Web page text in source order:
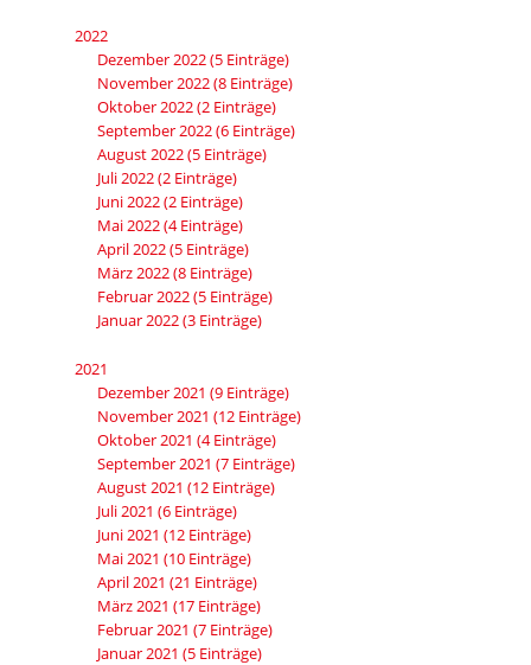
2022
Dezember 2022 (5 Einträge)
November 2022 (8 Einträge)
Oktober 2022 (2 Einträge)
September 2022 (6 Einträge)
August 2022 (5 Einträge)
Juli 2022 (2 Einträge)
Juni 2022 (2 Einträge)
Mai 2022 (4 Einträge)
April 2022 (5 Einträge)
März 2022 (8 Einträge)
Februar 2022 (5 Einträge)
Januar 2022 (3 Einträge)
2021
Dezember 2021 (9 Einträge)
November 2021 (12 Einträge)
Oktober 2021 (4 Einträge)
September 2021 (7 Einträge)
August 2021 (12 Einträge)
Juli 2021 (6 Einträge)
Juni 2021 (12 Einträge)
Mai 2021 (10 Einträge)
April 2021 (21 Einträge)
März 2021 (17 Einträge)
Februar 2021 (7 Einträge)
Januar 2021 (5 Einträge)